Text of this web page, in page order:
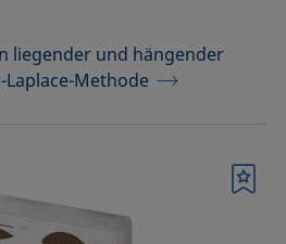
liegender und hängender
Methode